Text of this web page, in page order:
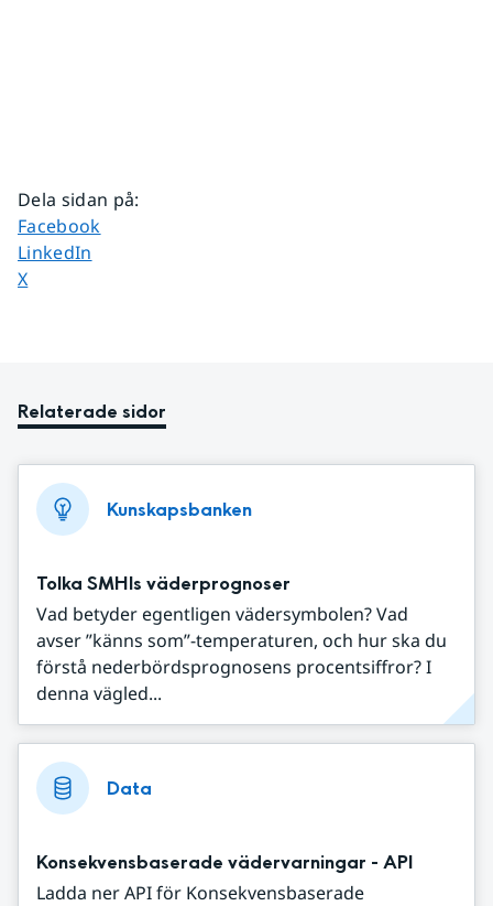
Dela sidan på:
Dela sidan på
Facebook
Dela sidan på
LinkedIn
Dela sidan på
X
Relaterade sidor
Kunskapsbanken
Tolka SMHIs väderprognoser
Vad betyder egentligen vädersymbolen? Vad
avser ”känns som”-temperaturen, och hur ska du
förstå nederbördsprognosens procentsiffror? I
denna vägled...
Data
Konsekvensbaserade vädervarningar - API
Ladda ner API för Konsekvensbaserade